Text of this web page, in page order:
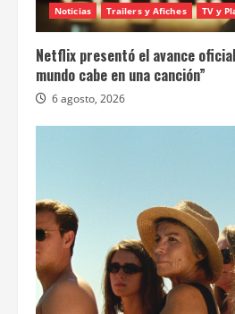
Noticias Trailers y Afiches TV y
Netflix presentó el avance
mundo cabe en una canción”
6 agosto, 2026